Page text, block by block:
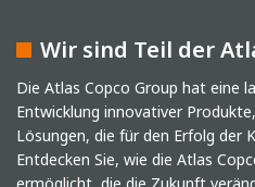
Captcha
Anti-Roboter-Verifizierung
Hier klicken
Ich habe die
Wir sind Teil der
Die Atlas Copco Group hat eine
Entwicklung innovativer
Lösungen, die für den Erfolg der
Entdecken Sie, wie die Atlas
ermöglicht, die die Zukunft